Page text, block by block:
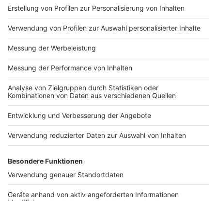
Impressum
Nutzungsbedingungen
Jobs
Presse
Werben
Archiv
ANTENNE BAYERN GROUP
Kontakt
Studio-Hotline
Verkehrs-Hotline
Newsletter